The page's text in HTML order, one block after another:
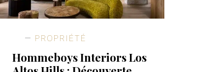
PROPRIÉTÉ
Hommeboys Interiors Los